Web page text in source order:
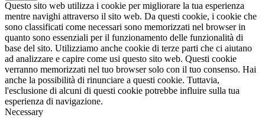
Questo sito web utilizza i cookie per migliorare la tua esperienza
mentre navighi attraverso il sito web. Da questi cookie, i cookie che
sono classificati come necessari sono memorizzati nel browser in
quanto sono essenziali per il funzionamento delle funzionalità di
base del sito. Utilizziamo anche cookie di terze parti che ci aiutano
ad analizzare e capire come usi questo sito web. Questi cookie
verranno memorizzati nel tuo browser solo con il tuo consenso. Hai
anche la possibilità di rinunciare a questi cookie. Tuttavia,
l'esclusione di alcuni di questi cookie potrebbe influire sulla tua
esperienza di navigazione.
Necessary